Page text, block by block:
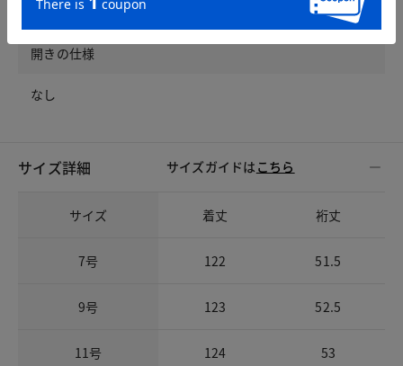
ゴムなし
開きの仕様
なし
サイズ詳細 サイズガイドは こちら
サイズ 着丈 裄丈
7号 122 51.5
9号 123 52.5
11号 124 53